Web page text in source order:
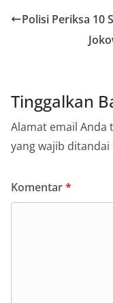
Polisi Periksa 10
Tinggalkan
Alamat email Anda
yang wajib ditandai
Komentar*